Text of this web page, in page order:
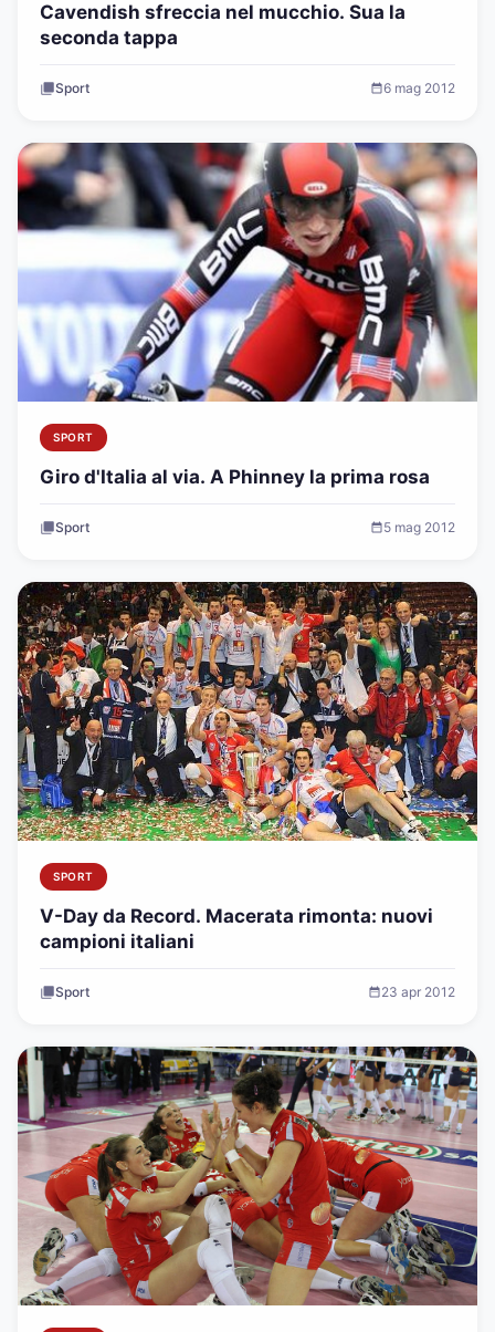
Cavendish sfreccia nel mucchio. Sua la
seconda tappa
Sport 6 mag 2012
SPORT
Giro d'Italia al via. A Phinney la prima rosa
Sport 5 mag 2012
SPORT
V-Day da Record. Macerata rimonta: nuovi
campioni italiani
Sport 23 apr 2012